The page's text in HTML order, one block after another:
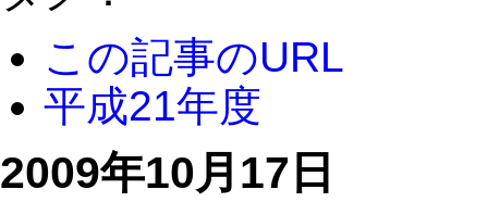
この記事のURL
平成21年度
2009年10月17日